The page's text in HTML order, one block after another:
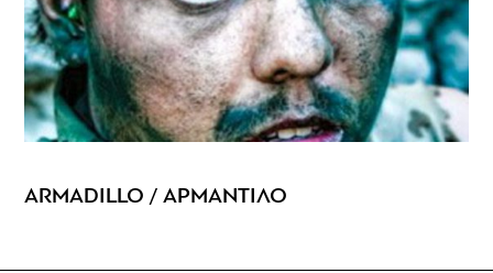
ARMADILLO / ΑΡΜΑΝΤΙΛΟ